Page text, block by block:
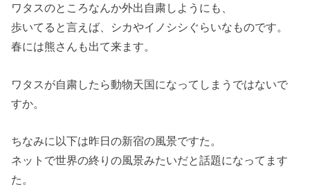
ワタスのところなんか外出自粛しようにも、
歩いてると言えば、シカやイノシシぐらいなものです。
春には熊さんも出て来ます。
ワタスが自粛したら動物天国になってしまうではないで
すか。
ちなみに以下は昨日の新宿の風景ですた。
ネットで世界の終りの風景みたいだと話題になってます
た。